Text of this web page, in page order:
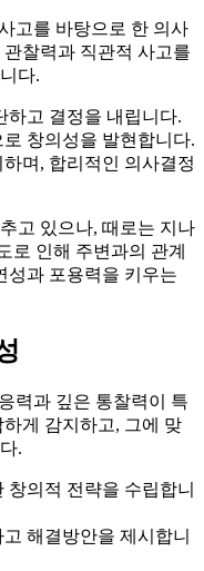
고를 바탕으로 한 의사
찰력과 직관적 사고를
다.
하고 결정을 내립니다.
창의성을 발현합니다.
며, 합리적인 의사결정
고 있으나, 때로는 지나
로 인해 주변과의 관계
성과 포용력을 키우는
력과 깊은 통찰력이 특
게 감지하고, 그에 맞
.
의적 전략을 수립합니
해결방안을 제시합니